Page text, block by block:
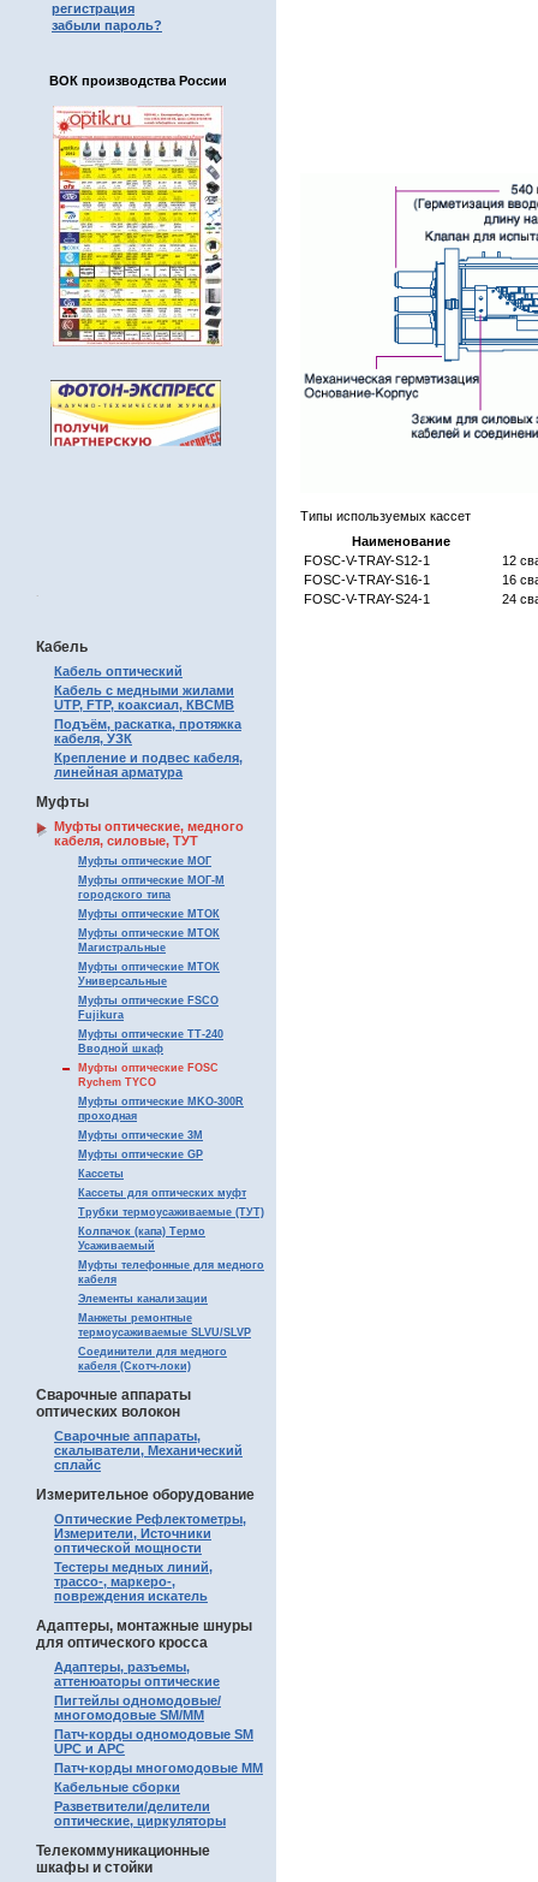
регистрация
забыли пароль?
ВОК производства России
.
Кабель
Кабель оптический
Кабель с медными жилами
UTP, FTP, коаксиал, КВСМВ
Подъём, раскатка, протяжка
кабеля, УЗК
Крепление и подвес кабеля,
линейная арматура
Муфты
Муфты оптические, медного
кабеля, силовые, ТУТ
Муфты оптические МОГ
Муфты оптические МОГ-М
городского типа
Муфты оптические МТОК
Муфты оптические МТОК
Магистральные
Муфты оптические МТОК
Универсальные
Муфты оптические FSCO
Fujikura
Муфты оптические ТТ-240
Вводной шкаф
Муфты оптические FOSC
Rychem TYCO
Муфты оптические MKO-300R
проходная
Муфты оптические 3М
Муфты оптические GP
Кассеты
Кассеты для оптических муфт
Трубки термоусаживаемые (ТУТ)
Колпачок (капа) Термо
Усаживаемый
Муфты телефонные для медного
кабеля
Элементы канализации
Манжеты ремонтные
термоусаживаемые SLVU/SLVP
Соединители для медного
кабеля (Скотч-локи)
Сварочные аппараты
оптических волокон
Сварочные аппараты,
скалыватели, Механический
сплайс
Измерительное оборудование
Оптические Рефлектометры,
Измерители, Источники
оптической мощности
Тестеры медных линий,
трассо-, маркеро-,
повреждения искатель
Адаптеры, монтажные шнуры
для оптического кросса
Адаптеры, разъемы,
аттенюаторы оптические
Пигтейлы одномодовые/
многомодовые SM/MM
Патч-корды одномодовые SM
UPC и APC
Патч-корды многомодовые MM
Кабельные сборки
Разветвители/делители
оптические, циркуляторы
Телекоммуникационные
шкафы и стойки
Типы используемых кассет
Наименование
FOSC-V-TRAY-S12-1
12
FOSC-V-TRAY-S16-1
16
FOSC-V-TRAY-S24-1
24